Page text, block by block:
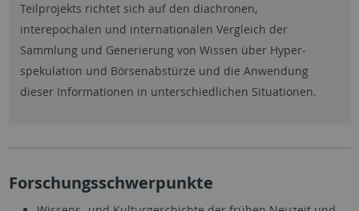
Teilprojekts richtet sich auf den diachronen,
interepochalen und internationalen Vergleich der
Sammlung und Generierung von Wissen über Hyper­
spekulation und Börsen­abstürze und die Anwendung
dieser Informationen in unterschiedlichen Situationen.
Forschungsschwerpunkte